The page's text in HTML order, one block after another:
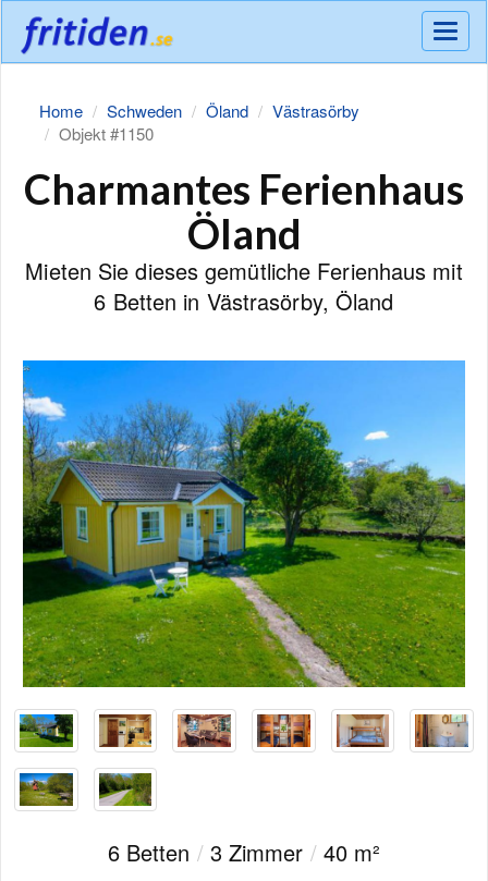
Meny
Home Schweden Öland
Västrasörby
Objekt #1150
Charmantes Ferienhaus
Öland
Mieten Sie dieses gemütliche Ferienhaus mit
6 Betten in Västrasörby, Öland
6 Betten /3 Zimmer /40 m²